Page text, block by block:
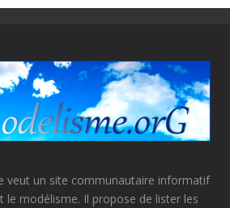
veut un site communautaire informatif
le modélisme. Il propose de lister les